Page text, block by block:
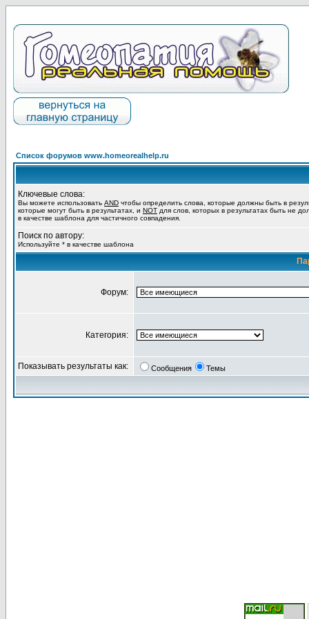
Список форумов www.homeorealhelp.ru
Ключевые слова:
Вы можете использовать AND чтобы определить слова, которые должны быть в
которые могут быть в результатах, и NOT для слов, которых в результатах быть не
в качестве шаблона для частичного совпадения.
Поиск по автору:
Используйте * в качестве шаблона
Форум:
Категория:
Показывать результаты как: Сообщения Темы